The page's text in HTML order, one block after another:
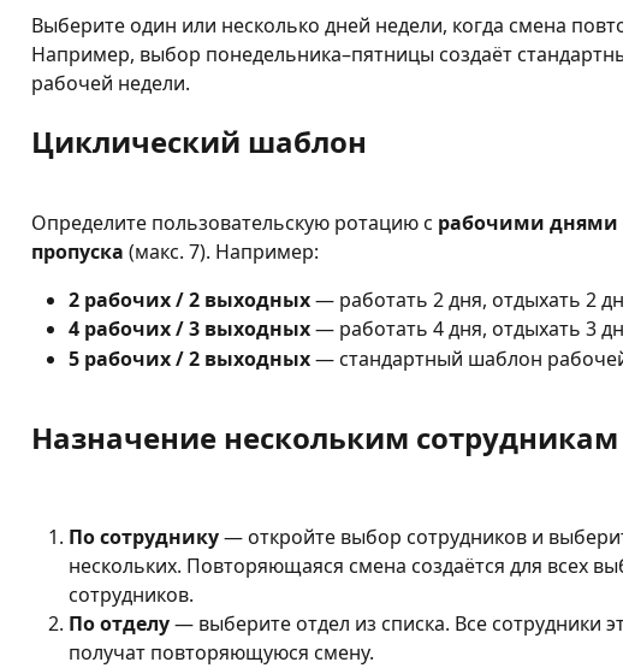
Выберите один или несколько дней недели, когда смена
Например, выбор понедельника–пятницы создаёт
рабочей недели.
Циклический шаблон
Определите пользовательскую ротацию с рабочими днями
пропуска (макс. 7). Например:
2 рабочих / 2 выходных — работать 2 дня, отдыхать 2
4 рабочих / 3 выходных — работать 4 дня, отдыхать 3
5 рабочих / 2 выходных — стандартный шаблон
Назначение нескольким сотрудникам
По сотруднику — откройте выбор сотрудников и
нескольких. Повторяющаяся смена создаётся для всех
сотрудников.
По отделу — выберите отдел из списка. Все сотрудники
получат повторяющуюся смену.